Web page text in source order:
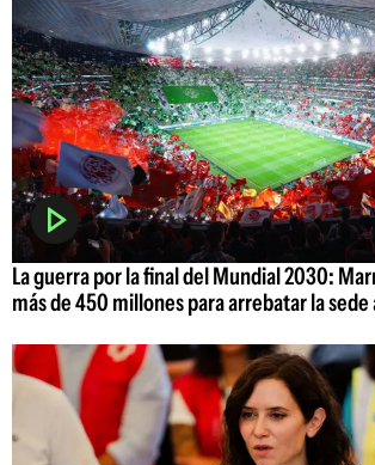
La guerra por la final del Mundial 2030:
más de 450 millones para arrebatar la sede